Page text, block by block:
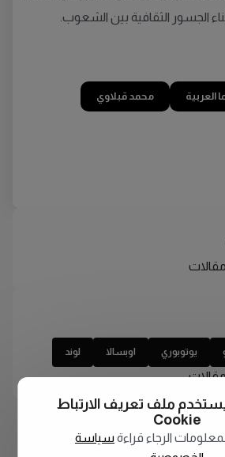
الجسور الثقافية بين الشعوب.
العربية محمد قبلاوي
يوتوبوري اوبسالا لوند
ملف تعريف الارتباط
Cookie
الرجاء قراءة سياسة